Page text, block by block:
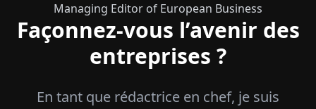
Managing Editor of European Business
Façonnez-vous l’avenir des
entreprises ?
En tant que rédactrice en chef, je suis